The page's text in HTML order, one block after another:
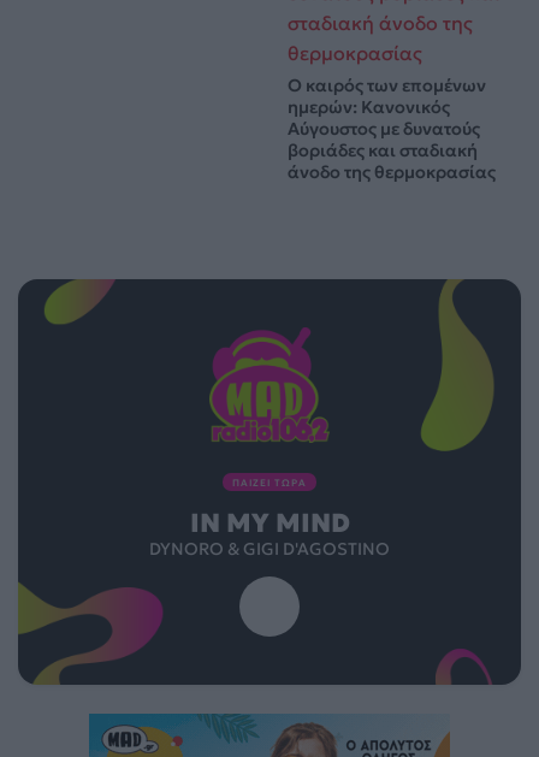
Ο καιρός των επομένων
ημερών: Κανονικός
Αύγουστος με δυνατούς
βοριάδες και σταδιακή
άνοδο της θερμοκρασίας
ΠΑΙΖΕΙ ΤΩΡΑ
IN MY MIND
DYNORO & GIGI D'AGOSTINO